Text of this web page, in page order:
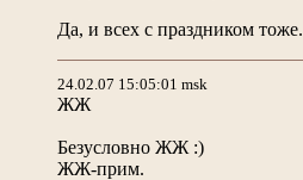
Да, и всех с праздником тоже.
24.02.07 15:05:01 msk
ЖЖ
Безусловно ЖЖ :)
ЖЖ-прим.